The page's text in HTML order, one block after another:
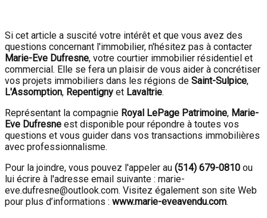
Si cet article a suscité votre intérêt et que vous avez des
questions concernant l'immobilier, n'hésitez pas à contacter
Marie-Eve Dufresne, votre courtier immobilier résidentiel et
commercial. Elle se fera un plaisir de vous aider à concrétiser
vos projets immobiliers dans les régions de Saint-Sulpice,
L'Assomption, Repentigny et Lavaltrie.
Représentant la compagnie Royal LePage Patrimoine, Marie-
Eve Dufresne est disponible pour répondre à toutes vos
questions et vous guider dans vos transactions immobilières
avec professionnalisme.
Pour la joindre, vous pouvez l'appeler au (514) 679-0810 ou
lui écrire à l'adresse email suivante : marie-
eve.dufresne@outlook.com. Visitez également son site Web
pour plus d’informations : www.marie-eveavendu.com.